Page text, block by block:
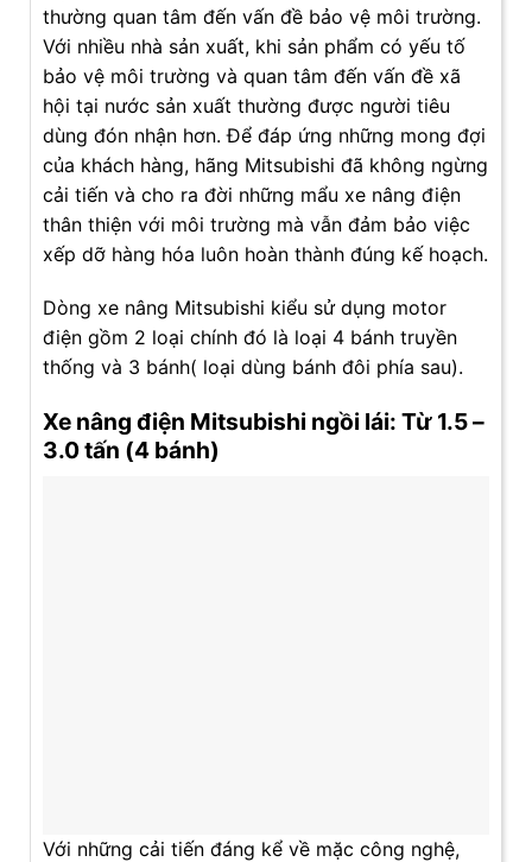
thường quan tâm đến vấn đề bảo vệ môi trường.
Với nhiều nhà sản xuất, khi sản phẩm có yếu tố
bảo vệ môi trường và quan tâm đến vấn đề xã
hội tại nước sản xuất thường được người tiêu
dùng đón nhận hơn. Để đáp ứng những mong đợi
của khách hàng, hãng Mitsubishi đã không ngừng
cải tiến và cho ra đời những mẩu xe nâng điện
thân thiện với môi trường mà vẫn đảm bảo việc
xếp dỡ hàng hóa luôn hoàn thành đúng kế hoạch.
Dòng xe nâng Mitsubishi kiểu sử dụng motor
điện gồm 2 loại chính đó là loại 4 bánh truyền
thống và 3 bánh( loại dùng bánh đôi phía sau).
Xe nâng điện Mitsubishi ngồi lái: Từ 1.5 –
3.0 tấn (4 bánh)
Với những cải tiến đáng kể về mặc công nghệ,